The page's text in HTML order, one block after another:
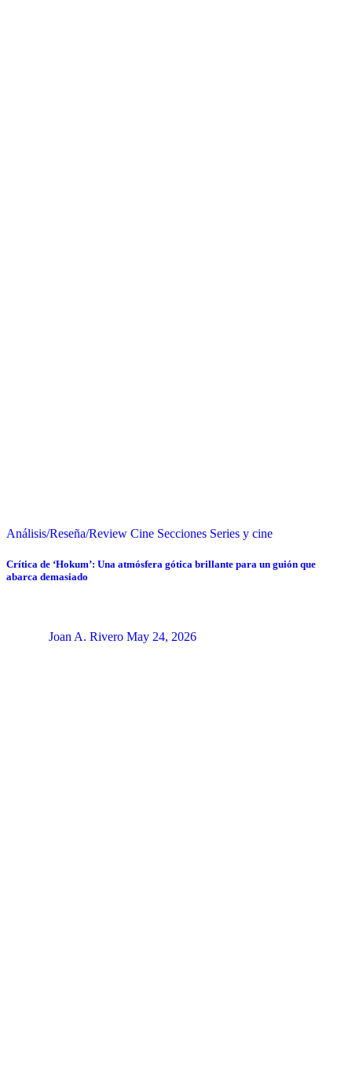
Análisis/Reseña/Review Cine Secciones Series y cine
Crítica de ‘Hokum’: Una atmósfera gótica brillante para un guión que
abarca demasiado
Joan A. Rivero May 24, 2026